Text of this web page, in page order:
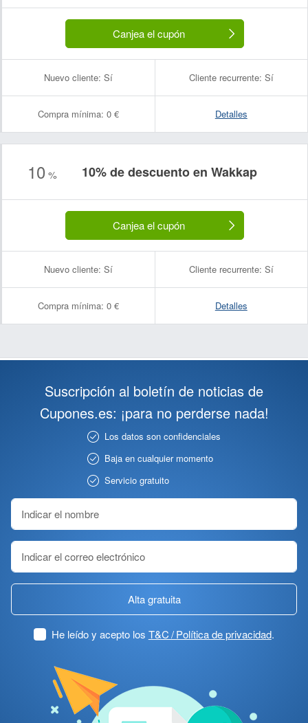
Canjea el cupón
Nuevo cliente: Sí Cliente recurrente: Sí
Compra mínima: 0 € Detalles
10 % 10% de descuento en Wakkap
Canjea el cupón
Nuevo cliente: Sí Cliente recurrente: Sí
Compra mínima: 0 € Detalles
Suscripción al boletín de noticias de
Cupones.es: ¡para no perderse nada!
Los datos son confidenciales
Baja en cualquier momento
Servicio gratuito
Alta gratuita
He leído y acepto los T&C / Política de privacidad.